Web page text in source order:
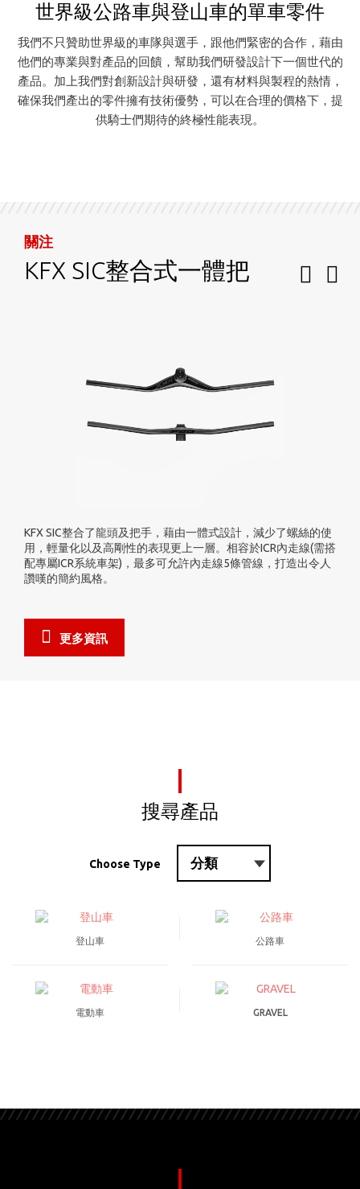
世界級公路車與登山車的單車零件
我們不只贊助世界級的車隊與選手，跟他們緊密的合作，藉由
他們的專業與對產品的回饋，幫助我們研發設計下一個世代的
產品。加上我們對創新設計與研發，還有材料與製程的熱情，
確保我們產出的零件擁有技術優勢，可以在合理的價格下，提
供騎士們期待的終極性能表現。
NS VAS 龍頭
VAS (Vibration Absorbing Stem)減震立管，藉由專利的多
性設計，範圍高達360度包覆的緩衝襯套，可以有效達到
果。此減震結構可以吸收來自路面傳來的震動，減少震波
騎士的雙手及手臂，讓騎乘舒適性再提升。
更多資訊
搜尋產品
Choose Type
登山車 公路車
電動車 GRAVEL